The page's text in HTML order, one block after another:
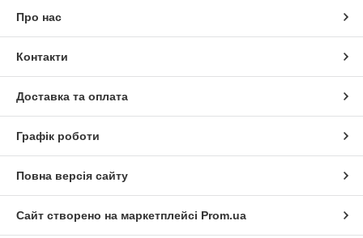
Про нас
Контакти
Доставка та оплата
Графік роботи
Повна версія сайту
Сайт створено на маркетплейсі Prom.ua